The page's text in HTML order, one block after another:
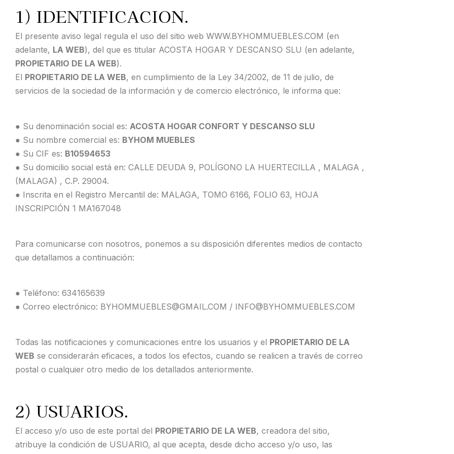
1) IDENTIFICACION.
El presente aviso legal regula el uso del sitio web WWW.BYHOMMUEBLES.COM (en
adelante, LA WEB), del que es titular ACOSTA HOGAR Y DESCANSO SLU (en adelante,
PROPIETARIO DE LA WEB).
El PROPIETARIO DE LA WEB, en cumplimiento de la Ley 34/2002, de 11 de julio, de
servicios de la sociedad de la información y de comercio electrónico, le informa que:
● Su denominación social es: ACOSTA HOGAR CONFORT Y DESCANSO SLU
● Su nombre comercial es: BYHOM MUEBLES
● Su CIF es: B10594653
● Su domicilio social está en: CALLE DEUDA 9, POLÍGONO LA HUERTECILLA , MALAGA ,
(MALAGA) , C.P. 29004.
● Inscrita en el Registro Mercantil de: MALAGA, TOMO 6166, FOLIO 63, HOJA
INSCRIPCIÓN 1 MA167048
Para comunicarse con nosotros, ponemos a su disposición diferentes medios de contacto
que detallamos a continuación:
● Teléfono: 634165639
● Correo electrónico: BYHOMMUEBLES@GMAIL.COM / INFO@BYHOMMUEBLES.COM
Todas las notificaciones y comunicaciones entre los usuarios y el PROPIETARIO DE LA
WEB se considerarán eficaces, a todos los efectos, cuando se realicen a través de correo
postal o cualquier otro medio de los detallados anteriormente.
2) USUARIOS.
El acceso y/o uso de este portal del PROPIETARIO DE LA WEB, creadora del sitio,
atribuye la condición de USUARIO, al que acepta, desde dicho acceso y/o uso, las